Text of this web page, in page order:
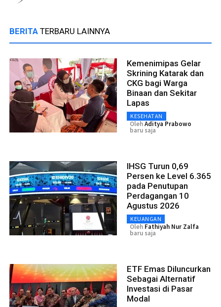
BERITA TERBARU LAINNYA
Kemenimipas Gelar
Skrining Katarak dan
CKG bagi Warga
Binaan dan Sekitar
Lapas
KESEHATAN
OlehAditya Prabowo
baru saja
IHSG Turun 0,69
Persen ke Level 6.365
pada Penutupan
Perdagangan 10
Agustus 2026
KEUANGAN
Oleh Fathiyah Nur Zalfa
baru saja
ETF Emas Diluncurkan
Sebagai Alternatif
Investasi di Pasar
Modal